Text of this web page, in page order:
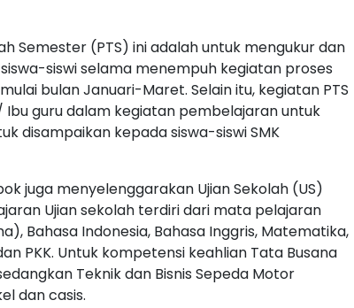
Semester (PTS) ini adalah untuk mengukur dan
siswi selama menempuh kegiatan proses
bulan Januari-Maret. Selain itu, kegiatan PTS
Ibu guru dalam kegiatan pembelajaran untuk
disampaikan kepada siswa-siswi SMK
juga menyelenggarakan Ujian Sekolah (US)
Ujian sekolah terdiri dari mata pelajaran
Bahasa Indonesia, Bahasa Inggris, Matematika,
PKK. Untuk kompetensi keahlian Tata Busana
Teknik dan Bisnis Sepeda Motor
dan casis.